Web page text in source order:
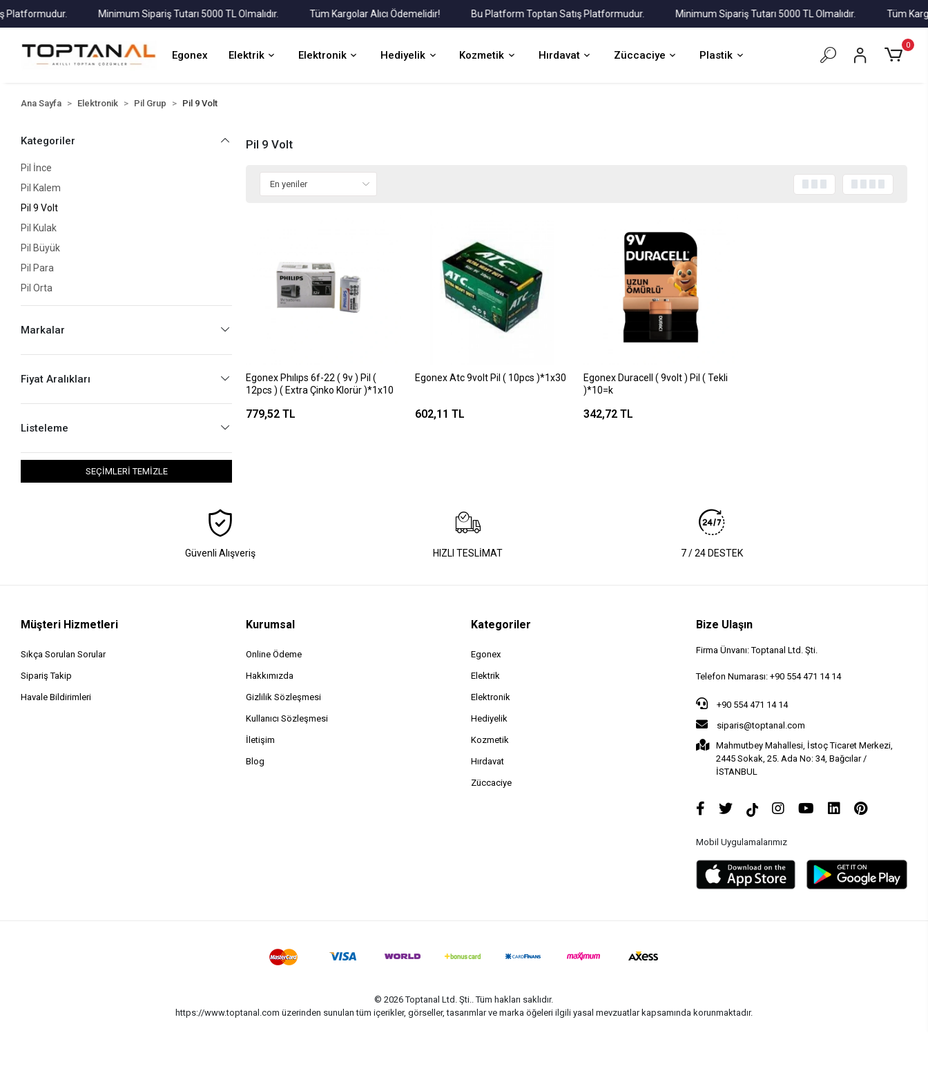
Minimum Sipariş Tutarı 5000 TL Olmalıdır. Tüm Kargolar Alıcı Ödemelidir! Bu Platform Toptan Satış Platformudur. Minimum Sipariş Tutarı 5000 TL Olmalıdır. Tüm
Egonex Elektrik Elektronik Hediyelik Kozmetik Hırdavat Züccaciye Plastik
0
Ana Sayfa Elektronik Pil Grup Pil 9 Volt
Kategoriler
Pil İnce
Pil Kalem
Pil 9 Volt
Pil Kulak
Pil Büyük
Pil Para
Pil Orta
Markalar
Fiyat Aralıkları
Listeleme
SEÇİMLERİ TEMİZLE
Pil 9 Volt
Egonex Phılıps 6f-22 ( 9v ) Pil (
12pcs ) ( Extra Çinko Klorür )*1x10
779,52 TL
Egonex Atc 9volt Pil ( 10pcs )*1x30
602,11 TL
Egonex Duracell ( 9volt ) Pil ( Tekli
)*10=k
342,72 TL
Güvenli Alışveriş HIZLI TESLİMAT 7 / 24 DESTEK
Müşteri Hizmetleri
Sıkça Sorulan Sorular
Sipariş Takip
Havale Bildirimleri
Kurumsal
Online Ödeme
Hakkımızda
Gizlilik Sözleşmesi
Kullanıcı Sözleşmesi
İletişim
Blog
Kategoriler
Egonex
Elektrik
Elektronik
Hediyelik
Kozmetik
Hırdavat
Züccaciye
Bize Ulaşın
Firma Ünvanı: Toptanal Ltd. Şti.
Telefon Numarası: +90 554 471 14 14
+90 554 471 14 14
siparis@toptanal.com
Mahmutbey Mahallesi, İstoç Ticaret Merkezi,
2445 Sokak, 25. Ada No: 34, Bağcılar /
İSTANBUL
Mobil Uygulamalarımız
© 2026 Toptanal Ltd. Şti.. Tüm hakları saklıdır.
https://www.toptanal.com üzerinden sunulan tüm içerikler, görseller, tasarımlar ve marka öğeleri ilgili yasal mevzuatlar kapsamında korunmaktadır.